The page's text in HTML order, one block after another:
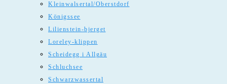
Kleinwalsertal/Oberstdorf
Königssee
Lilienstein-bjerget
Loreley-klippen
Scheidegg i Allgäu
Schluchsee
Schwarzwassertal